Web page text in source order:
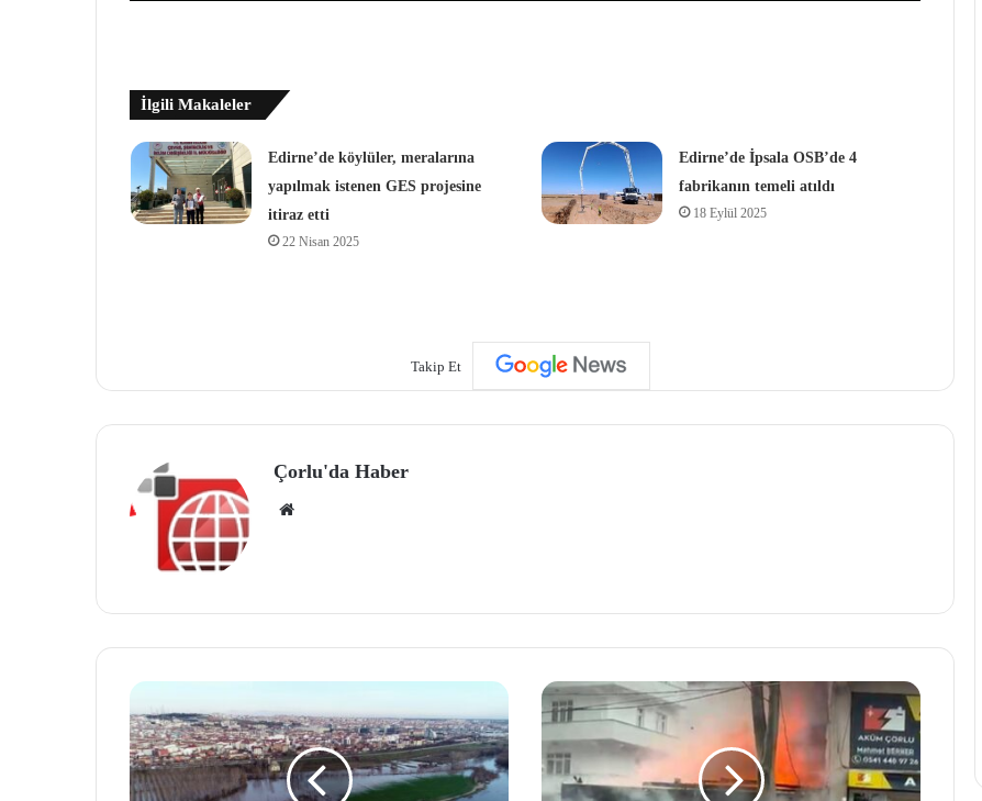
İlgili Makaleler
Edirne’de köylüler, meralarına
yapılmak istenen GES projesine
itiraz etti
22 Nisan 2025
Edirne’de İpsala OSB’de 4
fabrikanın temeli atıldı
18 Eylül 2025
Takip Et
Çorlu'da Haber